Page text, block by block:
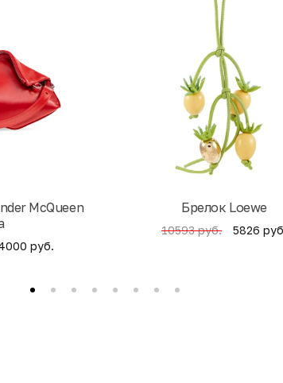
McQueen
руб.
Брелок Loewe
10593 руб. 5826